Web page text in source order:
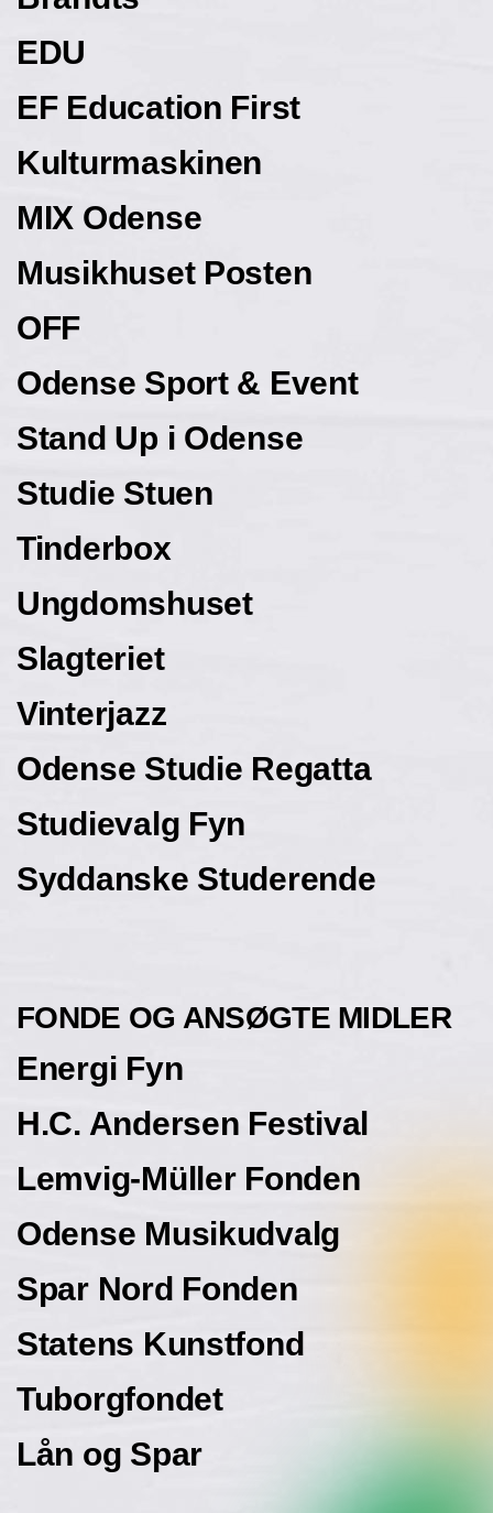
EDU
EF Education First
Kulturmaskinen
MIX Odense
Musikhuset Posten
OFF
Odense Sport & Event
Stand Up i Odense
Studie Stuen
Tinderbox
Ungdomshuset
Slagteriet
Vinterjazz
Odense Studie Regatta
Studievalg Fyn
Syddanske Studerende
FONDE OG ANSØGTE MIDLER
Energi Fyn
H.C. Andersen Festival
Lemvig-Müller Fonden
Odense Musikudvalg
Spar Nord Fonden
Statens Kunstfond
Tuborgfondet
Lån og Spar